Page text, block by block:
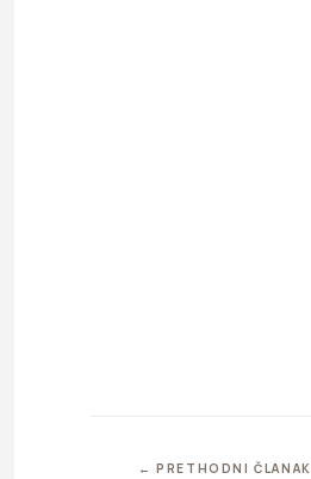
← PRETHODNI ČLANAK